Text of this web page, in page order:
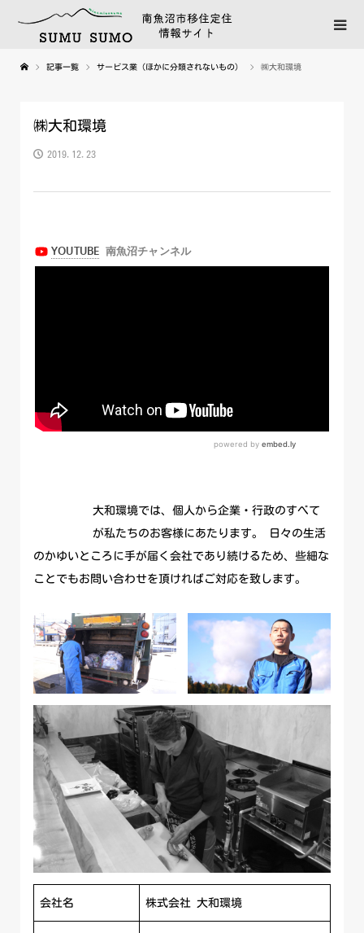
記事一覧 サービス業（ほかに分類されないもの） ㈱大和環境
㈱大和環境
2019.12.23
大和環境では、個人から企業・行政のすべて
が私たちのお客様にあたります。 日々の生活
のかゆいところに手が届く会社であり続けるため、些細な
ことでもお問い合わせを頂ければご対応を致します。
会社名 株式会社 大和環境